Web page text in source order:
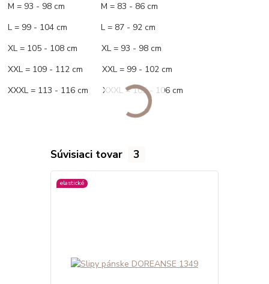
M = 93 - 98 cm M = 83 - 86 cm
L = 99 - 104 cm L = 87 - 92 cm
XL = 105 - 108 cm XL = 93 - 98 cm
XXL = 109 - 112 cm XXL = 99 - 102 cm
XXXL = 113 - 116 cm XXXL = 103 - 106 cm
Súvisiaci tovar 3
elastické